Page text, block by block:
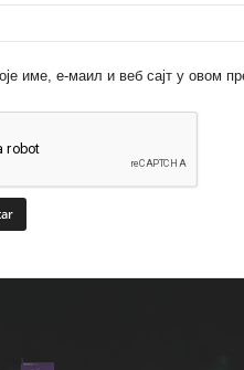
име, е-маил и веб сајт у овом